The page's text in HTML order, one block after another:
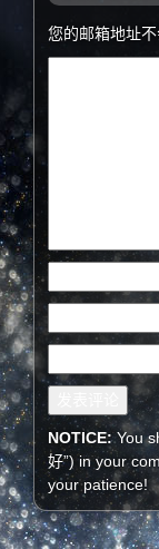
您的邮箱地址不
NOTICE:You
好”) in your
your patience!